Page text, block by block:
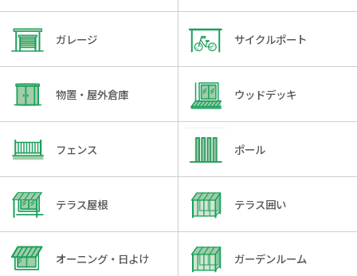
ガレージ サイクルポート
物置・屋外倉庫 ウッドデッキ
フェンス ポール
テラス屋根 テラス囲い
オーニング・日よけ ガーデンルーム